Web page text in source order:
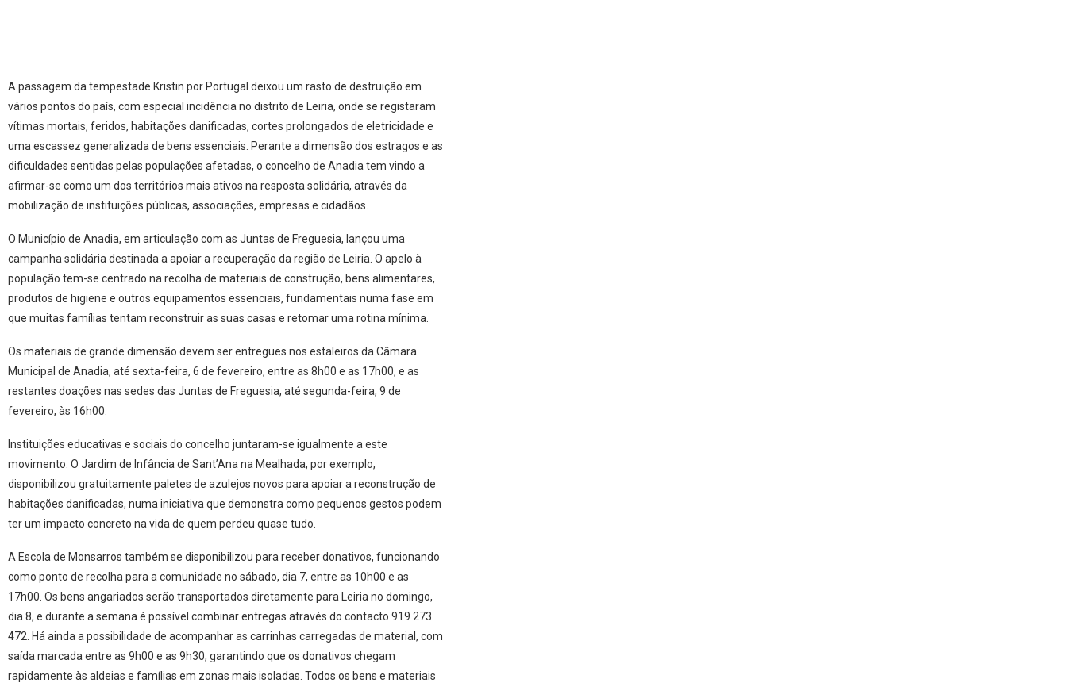
A passagem da tempestade Kristin por Portugal deixou um rasto de destruição em
vários pontos do país, com especial incidência no distrito de Leiria, onde se registaram
vítimas mortais, feridos, habitações danificadas, cortes prolongados de eletricidade e
uma escassez generalizada de bens essenciais. Perante a dimensão dos estragos e as
dificuldades sentidas pelas populações afetadas, o concelho de Anadia tem vindo a
afirmar-se como um dos territórios mais ativos na resposta solidária, através da
mobilização de instituições públicas, associações, empresas e cidadãos.
O Município de Anadia, em articulação com as Juntas de Freguesia, lançou uma
campanha solidária destinada a apoiar a recuperação da região de Leiria. O apelo à
população tem-se centrado na recolha de materiais de construção, bens alimentares,
produtos de higiene e outros equipamentos essenciais, fundamentais numa fase em
que muitas famílias tentam reconstruir as suas casas e retomar uma rotina mínima.
Os materiais de grande dimensão devem ser entregues nos estaleiros da Câmara
Municipal de Anadia, até sexta-feira, 6 de fevereiro, entre as 8h00 e as 17h00, e as
restantes doações nas sedes das Juntas de Freguesia, até segunda-feira, 9 de
fevereiro, às 16h00.
Instituições educativas e sociais do concelho juntaram-se igualmente a este
movimento. O Jardim de Infância de Sant’Ana na Mealhada, por exemplo,
disponibilizou gratuitamente paletes de azulejos novos para apoiar a reconstrução de
habitações danificadas, numa iniciativa que demonstra como pequenos gestos podem
ter um impacto concreto na vida de quem perdeu quase tudo.
A Escola de Monsarros também se disponibilizou para receber donativos, funcionando
como ponto de recolha para a comunidade no sábado, dia 7, entre as 10h00 e as
17h00. Os bens angariados serão transportados diretamente para Leiria no domingo,
dia 8, e durante a semana é possível combinar entregas através do contacto 919 273
472. Há ainda a possibilidade de acompanhar as carrinhas carregadas de material, com
saída marcada entre as 9h00 e as 9h30, garantindo que os donativos chegam
rapidamente às aldeias e famílias em zonas mais isoladas. Todos os bens e materiais